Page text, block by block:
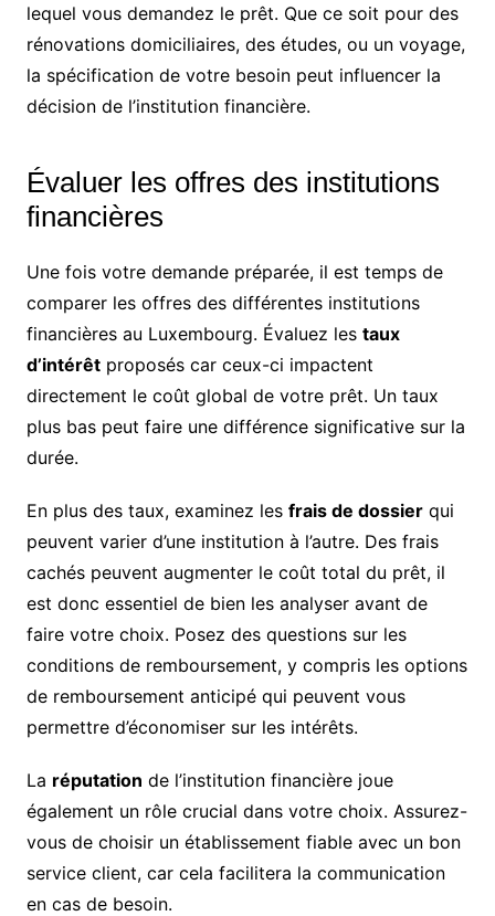
lequel vous demandez le prêt. Que ce soit pour des
rénovations domiciliaires, des études, ou un voyage,
la spécification de votre besoin peut influencer la
décision de l’institution financière.
Évaluer les offres des institutions
financières
Une fois votre demande préparée, il est temps de
comparer les offres des différentes institutions
financières au Luxembourg. Évaluez les taux
d’intérêtproposés car ceux-ci impactent
directement le coût global de votre prêt. Un taux
plus bas peut faire une différence significative sur la
durée.
En plus des taux, examinez les frais de dossierqui
peuvent varier d’une institution à l’autre. Des frais
cachés peuvent augmenter le coût total du prêt, il
est donc essentiel de bien les analyser avant de
faire votre choix. Posez des questions sur les
conditions de remboursement, y compris les options
de remboursement anticipé qui peuvent vous
permettre d’économiser sur les intérêts.
La réputation de l’institution financière joue
également un rôle crucial dans votre choix. Assurez-
vous de choisir un établissement fiable avec un bon
service client, car cela facilitera la communication
en cas de besoin.